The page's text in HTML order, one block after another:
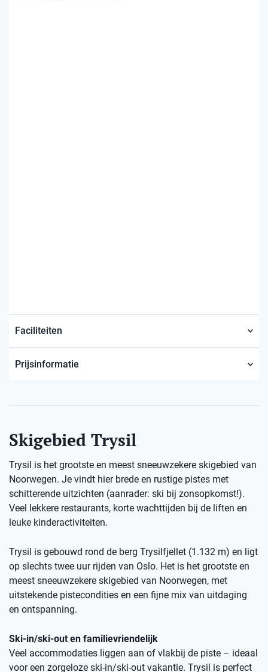
Faciliteiten
Prijsinformatie
Skigebied Trysil
Trysil is het grootste en meest sneeuwzekere skigebied van
Noorwegen. Je vindt hier brede en rustige pistes met
schitterende uitzichten (aanrader: ski bij zonsopkomst!).
Veel lekkere restaurants, korte wachttijden bij de liften en
leuke kinderactiviteiten.
Trysil is gebouwd rond de berg Trysilfjellet (1.132 m) en ligt
op slechts twee uur rijden van Oslo. Het is het grootste en
meest sneeuwzekere skigebied van Noorwegen, met
uitstekende pistecondities en een fijne mix van uitdaging
en ontspanning.
Ski-in/ski-out en familievriendelijk
Veel accommodaties liggen aan of vlakbij de piste – ideaal
voor een zorgeloze ski-in/ski-out vakantie. Trysil is perfect